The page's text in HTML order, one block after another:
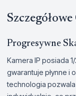
Progresywne
Kamera IP posiada
gwarantuje płynne i
technologia